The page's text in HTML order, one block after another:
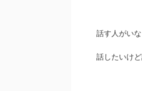
話す人がい
話したいけ